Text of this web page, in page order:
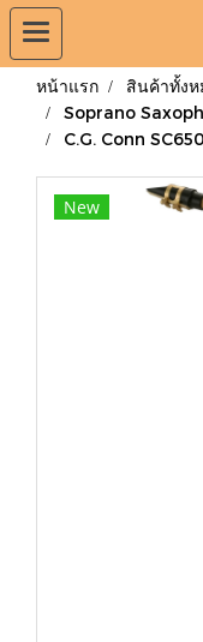
หน้าแรก สินค้าทั้งห
Soprano
C.G. Conn
New